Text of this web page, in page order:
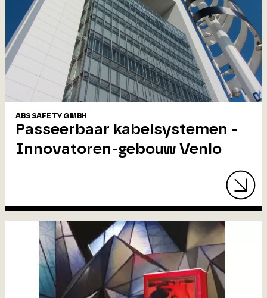
ABS SAFETY GMBH
Passeerbaar kabelsystemen -
Innovatoren-gebouw Venlo